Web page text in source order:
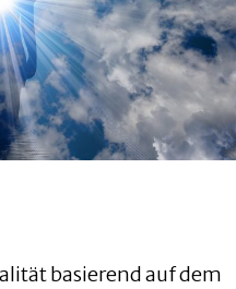
basierend auf dem